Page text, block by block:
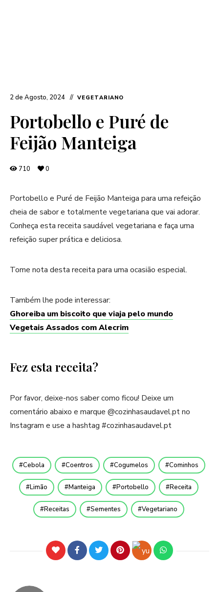
2 de Agosto, 2024 VEGETARIANO
Portobello e Puré de
Feijão Manteiga
710 0
Portobello e Puré de Feijão Manteiga para uma refeição
cheia de sabor e totalmente vegetariana que vai adorar.
Conheça esta receita saudável vegetariana e faça uma
refeição super prática e deliciosa.
Tome nota desta receita para uma ocasião especial.
Também lhe pode interessar:
Ghoreiba um biscoito que viaja pelo mundo
Vegetais Assados com Alecrim
Fez esta receita?
Por favor, deixe-nos saber como ficou! Deixe um
comentário abaixo e marque @cozinhasaudavel.pt no
Instagram e use a hashtag #cozinhasaudavel.pt
Cebola Coentros Cogumelos Cominhos
Limão Manteiga Portobello Receita
Receitas Sementes Vegetariano